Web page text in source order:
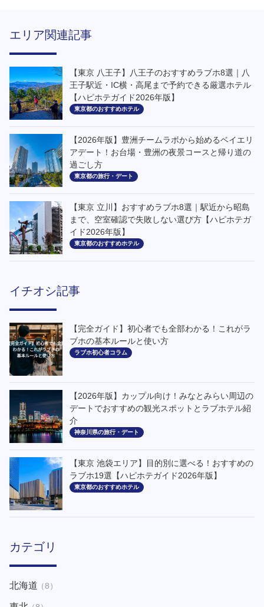
エリア関連記事
【東京 八王子】八王子のおすすめラブホ8選｜八
王子駅近・IC横・高尾まで予約できる厳選ホテル
【ハピホテガイド2026年版】
東京都のおすすめホテル
【2026年版】豊洲チームラボから始めるベイエリ
アデート！お台場・豊洲の夜景コースと帰り道の
過ごし方
東京都の旅行・デート
【東京 立川】おすすめラブホ8選｜駅近から昭島
まで、空室確認で失敗しない選び方【ハピホテガ
イド2026年版】
東京都のおすすめホテル
イチオシ記事
【完全ガイド】初心者でも全部わかる！これがラ
ブホの基本ルールと使い方
ラブホ初心者コラム
【2026年版】カップル向け！みなとみらい周辺の
デートでおすすめの観光スポットとラブホテル紹
介
神奈川県の旅行・デート
【東京 池袋エリア】目的別に選べる！おすすめの
ラブホ19選【ハピホテガイド2026年版】
東京都のおすすめホテル
カテゴリ
北海道（8）